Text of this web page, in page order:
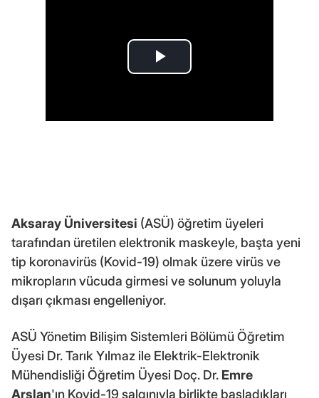
Aksaray Üniversitesi (ASÜ) öğretim üyeleri
tarafından üretilen elektronik maskeyle, başta yeni
tip koronavirüs (Kovid-19) olmak üzere virüs ve
mikropların vücuda girmesi ve solunum yoluyla
dışarı çıkması engelleniyor.
ASÜ Yönetim Bilişim Sistemleri Bölümü Öğretim
Üyesi Dr. Tarık Yılmaz ile Elektrik-Elektronik
Mühendisliği Öğretim Üyesi Doç. Dr. Emre
Arslan'ın Kovid-19 salgınıyla birlikte başladıkları